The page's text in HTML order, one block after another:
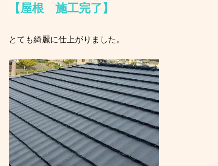
【屋根 施工完了】
とても綺麗に仕上がりました。